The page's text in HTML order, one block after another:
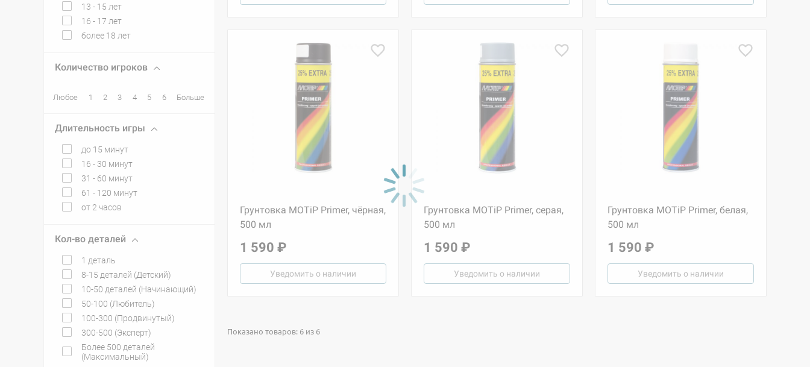
13 - 15 лет
16 - 17 лет
более 18 лет
Количество игроков
Любое 1 2 3 4 5 6 Больше
Длительность игры
до 15 минут
16 - 30 минут
31 - 60 минут
61 - 120 минут
от 2 часов
Кол-во деталей
1 деталь
8-15 деталей (Детский)
10-50 деталей (Начинающий)
50-100 (Любитель)
100-300 (Продвинутый)
300-500 (Эксперт)
Более 500 деталей
(Максимальный)
Грунтовка MOTiP Primer, чёрная,
500 мл
1 590 ₽
Уведомить о наличии
Грунтовка MOTiP Primer, серая,
500 мл
1 590 ₽
Уведомить о наличии
Грунтовка MOTiP Primer, белая,
500 мл
1 590 ₽
Уведомить о наличии
Показано товаров: 6 из 6